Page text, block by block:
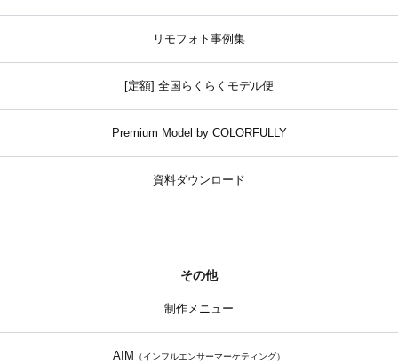
リモフォト事例集
[定額] 全国らくらくモデル便
Premium Model by COLORFULLY
資料ダウンロード
その他
制作メニュー
AIM （インフルエンサーマーケティング）